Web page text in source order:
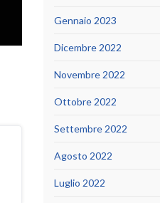
Gennaio 2023
Dicembre 2022
Novembre 2022
Ottobre 2022
Settembre 2022
Agosto 2022
Luglio 2022